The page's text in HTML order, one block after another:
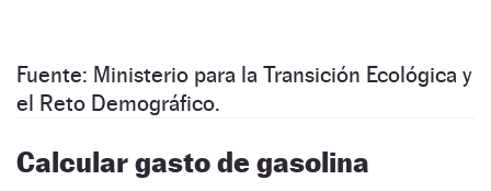
Fuente: Ministerio para la Transición Ecológica y
el Reto Demográfico.
Calcular gasto de gasolina